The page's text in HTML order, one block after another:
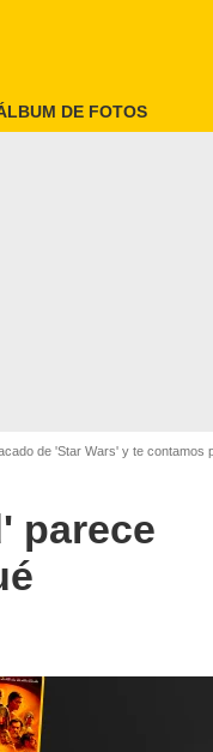
DE FOTOS
de 'Star Wars' y te contamos
parece